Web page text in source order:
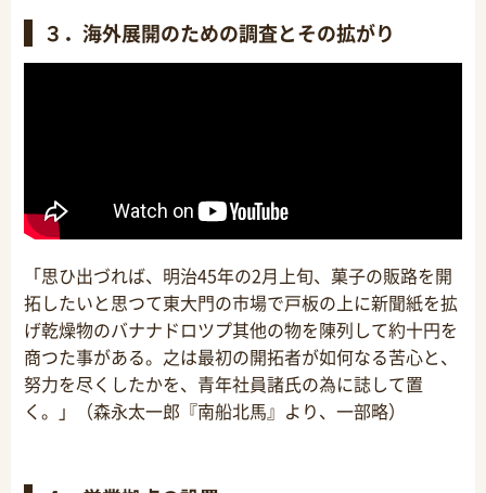
３．海外展開のための調査とその拡がり
「思ひ出づれば、明治45年の2月上旬、 菓子の販路を開
拓したいと思つて東大門の市場で戸板の上に新聞紙を拡
げ乾燥物のバナナドロツプ其他の物を陳列して約十円を
商つた事がある。之は最初の開拓者が如何なる苦心と、
努力を尽くしたかを、青年社員諸氏の為に誌して置
く。」（森永太一郎『南船北馬』 より、一部略）